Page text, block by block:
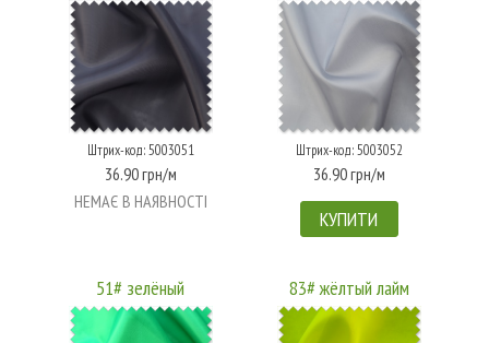
Штрих-код: 5003051
36.90 грн/м
НЕМАЄ В НАЯВНОСТІ
Штрих-код: 5003052
36.90 грн/м
КУПИТИ
51# зелёный 83# жёлтый лайм